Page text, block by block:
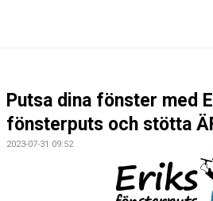
LÄNKAR
MEDLEMS OCH TRÄNINGSAVGIFTER
Putsa dina fönster med
fönsterputs och stötta
2023-07-31 09:52